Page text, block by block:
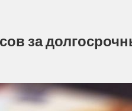
за